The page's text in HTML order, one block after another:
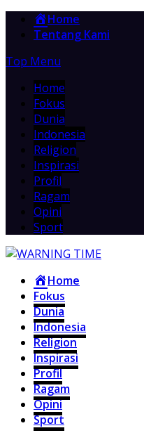
Home
Tentang Kami
Top Menu
Home
Fokus
Dunia
Indonesia
Religion
Inspirasi
Profil
Ragam
Opini
Sport
Home
Fokus
Dunia
Indonesia
Religion
Inspirasi
Profil
Ragam
Opini
Sport